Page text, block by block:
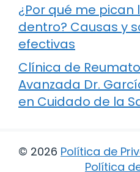
¿Por qué me pican
dentro? Causas y
efectivas
Clínica de
Avanzada Dr.
en Cuidado de la
© 2026 Política de
Política